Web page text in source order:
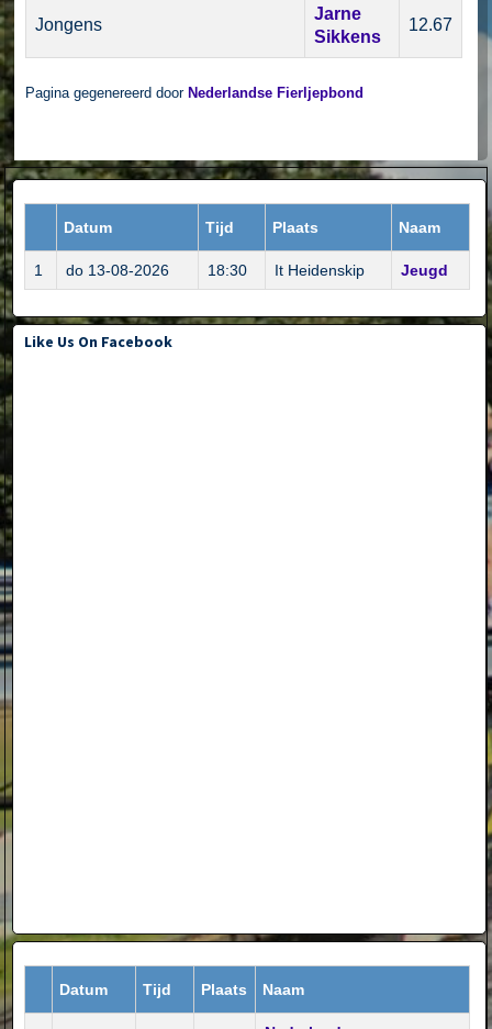
Jongens
Jarne
Sikkens
12.67
Pagina gegenereerd door Nederlandse Fierljepbond
Datum Tijd Plaats Naam
1 do 13-08-2026 18:30 It Heidenskip Jeugd
Like Us On Facebook
Datum Tijd Plaats Naam